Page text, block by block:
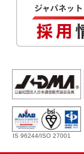
IS 96244/ISO 27001